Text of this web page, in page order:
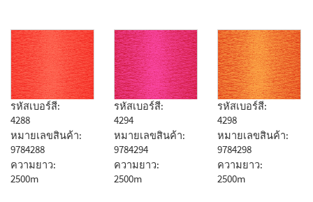
รหัสเบอร์สี:
4288
หมายเลขสินค้า:
9784288
ความยาว:
2500m
รหัสเบอร์สี:
4294
หมายเลขสินค้า:
9784294
ความยาว:
2500m
รหัสเบอร์สี:
4298
หมายเลขสินค้า:
9784298
ความยาว:
2500m